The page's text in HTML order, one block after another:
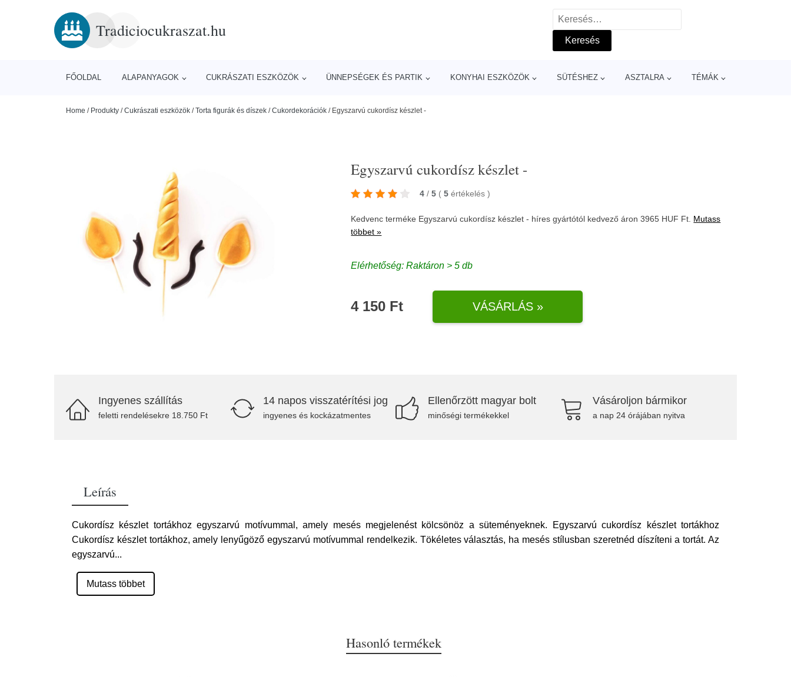
Tradiciocukraszat.hu
Keresés:
FŐOLDAL ALAPANYAGOK CUKRÁSZATI ESZKÖZÖK ÜNNEPSÉGEK ÉS PARTIK KONYHAI ESZKÖZÖK SÜTÉSHEZ ASZTALRA TÉMÁK
Home / Produkty /Cukrászati eszközök /Torta figurák és díszek /Cukordekorációk / Egyszarvú cukordísz készlet -
Egyszarvú cukordísz készlet -
4 / 5 ( 5 értékelés)
Kedvenc terméke Egyszarvú cukordísz készlet - híres gyártótól kedvező áron 3965 HUF Ft. Mutass
többet »
Elérhetőség: Raktáron > 5 db
4 150 Ft VÁSÁRLÁS »
Ingyenes szállítás
feletti rendelésekre 18.750 Ft
14 napos visszatérítési jog
ingyenes és kockázatmentes
Ellenőrzött magyar bolt
minőségi termékekkel
Vásároljon bármikor
a nap 24 órájában nyitva
Leírás
Cukordísz készlet tortákhoz egyszarvú motívummal, amely mesés megjelenést kölcsönöz a süteményeknek. Egyszarvú cukordísz készlet tortákhoz
Cukordísz készlet tortákhoz, amely lenyűgöző egyszarvú motívummal rendelkezik. Tökéletes választás, ha mesés stílusban szeretnéd díszíteni a tortát. Az
egyszarvú...
Mutass többet
Hasonló termékek